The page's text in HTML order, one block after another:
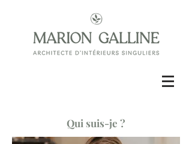
Qui suis-je ?